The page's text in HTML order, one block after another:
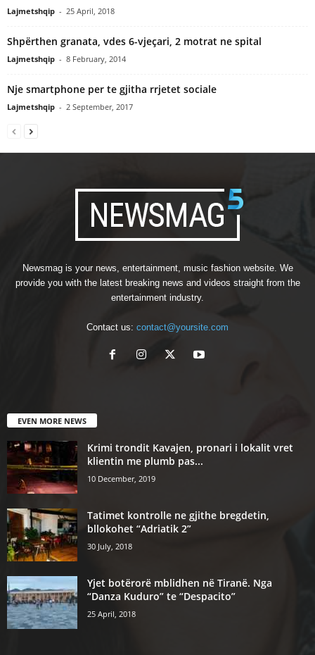
Lajmetshqip - 25 April, 2018
Shpërthen granata, vdes 6-vjeçari, 2 motrat ne spital
Lajmetshqip - 8 February, 2014
Nje smartphone per te gjitha rrjetet sociale
Lajmetshqip - 2 September, 2017
Newsmag is your news, entertainment, music fashion website. We
provide you with the latest breaking news and videos straight from the
entertainment industry.
Contact us: contact@yoursite.com
EVEN MORE NEWS
Krimi trondit Kavajen, pronari i lokalit vret
klientin me plumb pas...
10 December, 2019
Tatimet kontrolle ne gjithe bregdetin,
bllokohet “Adriatik 2”
30 July, 2018
Yjet botërorë mblidhen në Tiranë. Nga
“Danza Kuduro” te “Despacito”
25 April, 2018